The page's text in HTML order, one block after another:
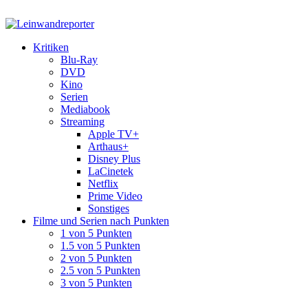
Kritiken
Blu-Ray
DVD
Kino
Serien
Mediabook
Streaming
Apple TV+
Arthaus+
Disney Plus
LaCinetek
Netflix
Prime Video
Sonstiges
Filme und Serien nach Punkten
1 von 5 Punkten
1.5 von 5 Punkten
2 von 5 Punkten
2.5 von 5 Punkten
3 von 5 Punkten